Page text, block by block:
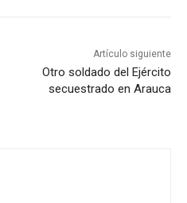
Artículo siguiente
Otro soldado del Ejército
secuestrado en Arauca